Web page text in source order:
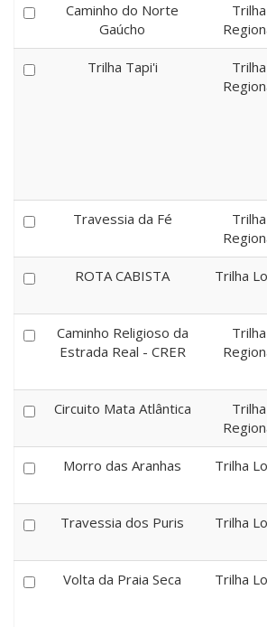
Caminho do Norte
Gaúcho
Trilha
Trilha Tapi'i
Trilha
Travessia da Fé
Trilha
ROTA CABISTA Trilha
Caminho Religioso da
Estrada Real - CRER
Trilha
Circuito Mata Atlântica
Trilha
Morro das Aranhas Trilha
Travessia dos Puris Trilha
Volta da Praia Seca Trilha